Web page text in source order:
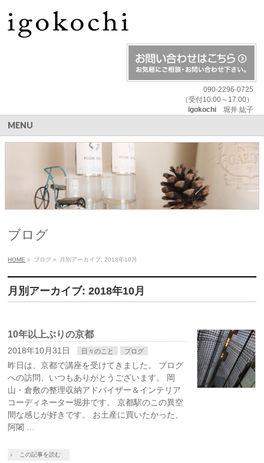
090-2296-0725
（受付10:00～17:00）
igokochi堀井 紘子
MENU
ブログ
HOME » ブログ » 月別アーカイブ: 2018年10月
月別アーカイブ: 2018年10月
10年以上ぶりの京都
2018年10月31日 日々のこと ブログ
昨日は、京都で講座を受けてきました。 ブログ
への訪問、いつもありがとうございます。 岡
山・倉敷の整理収納アドバイザー＆インテリア
コーディネーター堀井です。 京都駅のこの異空
間な感じが好きです。 お土産に買いたかった、
阿闍 …
この記事を読む